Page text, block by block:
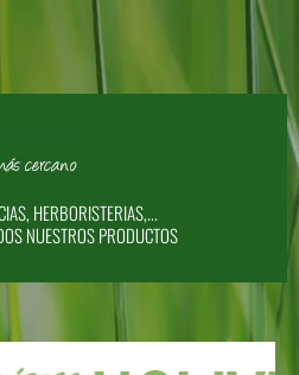
HERBORISTERIAS,...
NUESTROS PRODUCTOS